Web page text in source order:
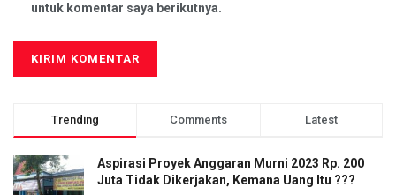
untuk komentar saya berikutnya.
Trending Comments Latest
Aspirasi Proyek Anggaran Murni 2023 Rp. 200
Juta Tidak Dikerjakan, Kemana Uang Itu ???